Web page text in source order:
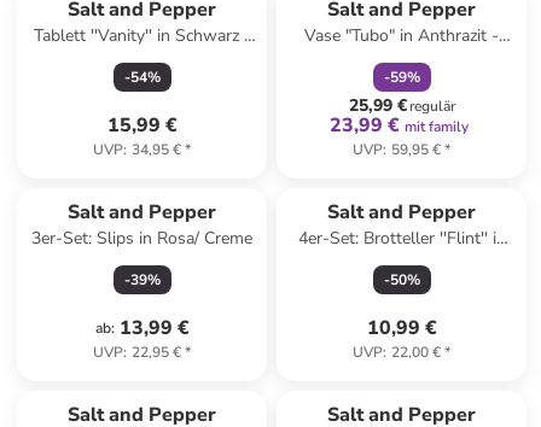
Salt and Pepper
Tablett ''Vanity'' in Schwarz -
(B)28 x (H)3 x (T)16 cm
-54%
15,99 €
UVP: 34,95 €*
Salt and Pepper
Vase "Tubo" in Anthrazit -
(H)38,5 x Ø 21 cm
-59%
25,99 €regulär
23,99 € mit family
UVP: 59,95 €*
Salt and Pepper
3er-Set: Slips in Rosa/ Creme
-39%
ab: 13,99 €
UVP: 22,95 €*
Salt and Pepper
4er-Set: Brotteller ''Flint'' in
Grün/ Grau - (L)15 x (B)13,5
cm
-50%
10,99 €
UVP: 22,00 €*
Salt and Pepper Salt and Pepper